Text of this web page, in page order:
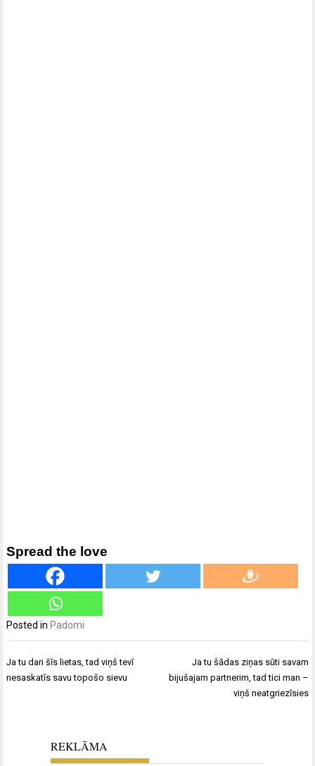
Spread the love
Posted in Padomi
Ziņu
izvēlne
Ja tu dari šīs lietas, tad viņš tevī
nesaskatīs savu topošo sievu
Ja tu šādas ziņas sūti savam
bijušajam partnerim, tad tici man –
viņš neatgriezīsies
REKLĀMA